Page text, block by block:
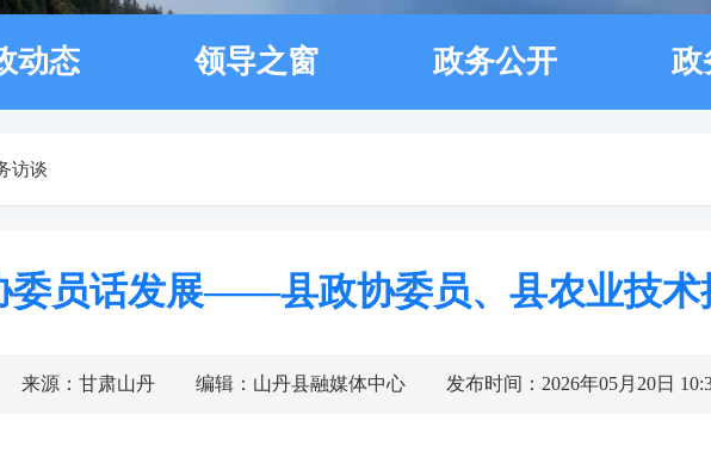
动态 领导之窗 政务公开 政
访谈
委员话发展——县政协委员、县农业技术
来源：甘肃山丹 编辑：山丹县融媒体中心 发布时间：2026年05月20日